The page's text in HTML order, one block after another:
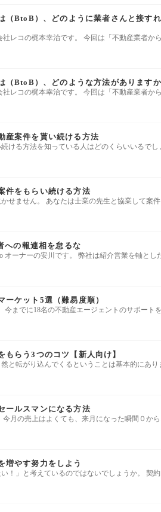
（BtoB）、どのように業者さんと接す
レコの梶本幸治です。 今回は「不動産業者か
（BtoB）、どのような方法がありますか
レコの梶本幸治です。 今回は「不動産業者か
産案件を貰い続ける方法
ける方法を知っている人はどのくらいいるでし
件をもらい続ける方法
せません。 あなたは士業の先生と協業して案
への報連相を怠るな
オーナーの安川です。 弊社は紹介営業を軸とし
ケット5選（難易度順）
までに18名の不動産エージェントのサポート
らう3つのコツ【新人向け】
と転がり込んでくるということは基本的にあり
ールスマンになる方法
月の売上はよくても、来月になった瞬間０か
増やす努力をしよう
！」と考えているのではないでしょうか。 契